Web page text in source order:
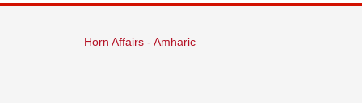
Horn Affairs - Amharic